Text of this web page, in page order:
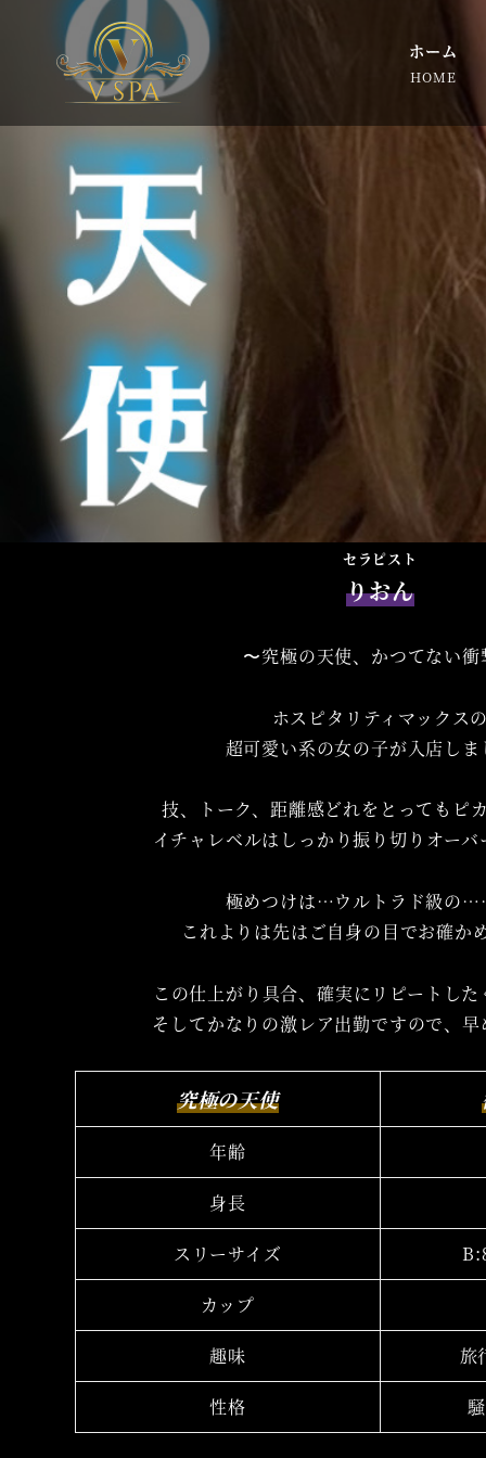
ホーム
HOME
セラピスト
りおん
〜究極の天使、かつてない衝
ホスピタリティマックスの
超可愛い系の女の子が入店し
技、トーク、距離感どれをとってもピ
イチャレベルはしっかり振り切りオーバ
極めつけは…ウルトラド級
これよりは先はご自身の目でお確か
この仕上がり具合、確実にリピートした
そしてかなりの激レア出勤ですので、
究極の天使
年齢
身長
スリーサイズ
カップ
趣味 旅
性格